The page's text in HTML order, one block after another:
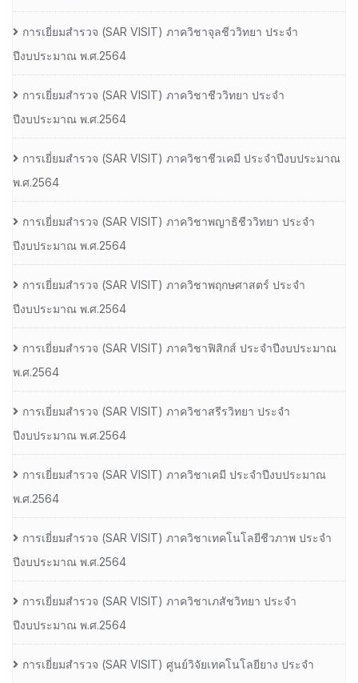
การเยี่ยมสํารวจ (SAR VISIT) ภาควิชาจุลชีววิทยา ประจํา
ปีงบประมาณ พ.ศ.2564
การเยี่ยมสํารวจ (SAR VISIT) ภาควิชาชีววิทยา ประจํา
ปีงบประมาณ พ.ศ.2564
การเยี่ยมสํารวจ (SAR VISIT) ภาควิชาชีวเคมี ประจําปีงบประมาณ
พ.ศ.2564
การเยี่ยมสํารวจ (SAR VISIT) ภาควิชาพญาธิชีววิทยา ประจํา
ปีงบประมาณ พ.ศ.2564
การเยี่ยมสํารวจ (SAR VISIT) ภาควิชาพฤกษศาสตร์ ประจํา
ปีงบประมาณ พ.ศ.2564
การเยี่ยมสํารวจ (SAR VISIT) ภาควิชาฟิสิกส์ ประจําปีงบประมาณ
พ.ศ.2564
การเยี่ยมสํารวจ (SAR VISIT) ภาควิชาสรีรวิทยา ประจํา
ปีงบประมาณ พ.ศ.2564
การเยี่ยมสํารวจ (SAR VISIT) ภาควิชาเคมี ประจําปีงบประมาณ
พ.ศ.2564
การเยี่ยมสํารวจ (SAR VISIT) ภาควิชาเทคโนโลยีชีวภาพ ประจํา
ปีงบประมาณ พ.ศ.2564
การเยี่ยมสํารวจ (SAR VISIT) ภาควิชาเภสัชวิทยา ประจํา
ปีงบประมาณ พ.ศ.2564
การเยี่ยมสํารวจ (SAR VISIT) ศูนย์วิจัยเทคโนโลยียาง ประจํา